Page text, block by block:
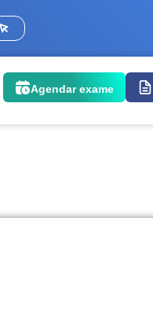
Agendar exame